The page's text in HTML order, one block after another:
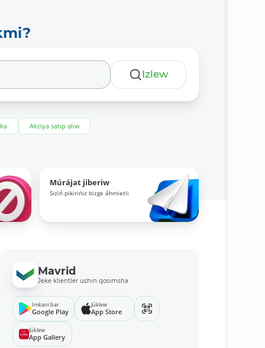
Izlew
Akciya satıp alıw
Múrájat jiberiw
Siziń pikirińiz bizge áhmietli
Mavrid
Jeke klientler ushın qosımsha
Imkani bar
Google Play
Júklew
App Store
Júklew
App Gallery